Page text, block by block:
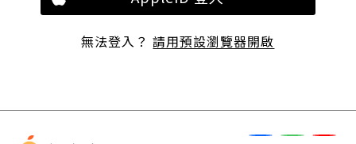
無法登入？請用預設瀏覽器開啟